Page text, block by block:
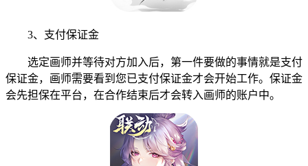
3、支付保证金
选定画师并等待对方加入后，第一件要做的事情就是支付
保证金，画师需要看到您已支付保证金才会开始工作。保证金
会先担保在平台，在合作结束后才会转入画师的账户中。